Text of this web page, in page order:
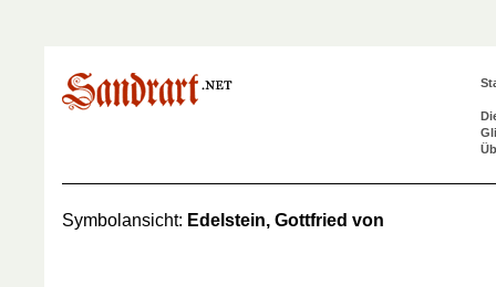
Symbolansicht: Edelstein, Gottfried von